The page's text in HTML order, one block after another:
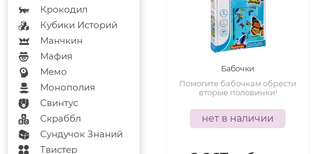
Крокодил
Кубики Историй
Манчкин
Мафия
Мемо
Монополия
Свинтус
Скраббл
Сундучок Знаний
Твистер
Бабочки
Помогите бабочкам обрести
вторые половинки!
нет в наличии